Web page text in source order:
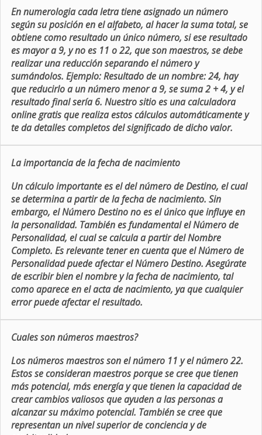
En numerologia cada letra tiene asignado un número
según su posición en el alfabeto, al hacer la suma total, se
obtiene como resultado un único número, si ese resultado
es mayor a 9, y no es 11 o 22, que son maestros, se debe
realizar una reducción separando el número y
sumándolos. Ejemplo: Resultado de un nombre: 24, hay
que reducirlo a un número menor a 9, se suma 2 + 4, y el
resultado final sería 6. Nuestro sitio es una calculadora
online gratis que realiza estos cálculos automáticamente y
te da detalles completos del significado de dicho valor.
La importancia de la fecha de nacimiento
Un cálculo importante es el del número de Destino, el cual
se determina a partir de la fecha de nacimiento. Sin
embargo, el Número Destino no es el único que influye en
la personalidad. También es fundamental el Número de
Personalidad, el cual se calcula a partir del Nombre
Completo. Es relevante tener en cuenta que el Número de
Personalidad puede afectar el Número Destino. Asegúrate
de escribir bien el nombre y la fecha de nacimiento, tal
como aparece en el acta de nacimiento, ya que cualquier
error puede afectar el resultado.
Cuales son números maestros?
Los números maestros son el número 11 y el número 22.
Estos se consideran maestros porque se cree que tienen
más potencial, más energía y que tienen la capacidad de
crear cambios valiosos que ayuden a las personas a
alcanzar su máximo potencial. También se cree que
representan un nivel superior de conciencia y de